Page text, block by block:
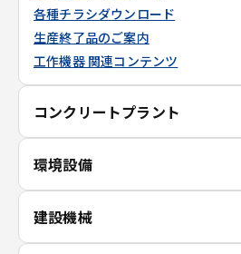
各種チラシダウンロード
生産終了品のご案内
工作機器 関連コンテンツ
コンクリートプラント
環境設備
建設機械